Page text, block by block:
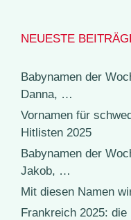
NEUESTE
Babynamen der
Danna, …
Vornamen für
Hitlisten 2025
Babynamen der
Jakob, …
Mit diesen Namen
Frankreich 2025: